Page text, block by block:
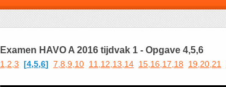
Examen HAVO A 2016 tijdvak 1 - Opgave 4,5,6
1,2,3 [4,5,6] 7,8,9,10 11,12,13,14 15,16,17,18 19,20,21